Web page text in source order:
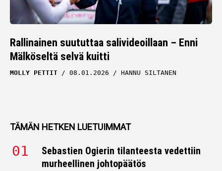
Rallinainen suututtaa salivideoillaan – Enni
Mälköseltä selvä kuitti
MOLLY PETTIT 08.01.2026 HANNU SILTANEN
TÄMÄN HETKEN LUETUIMMAT
Sebastien Ogierin tilanteesta vedettiin
murheellinen johtopäätös